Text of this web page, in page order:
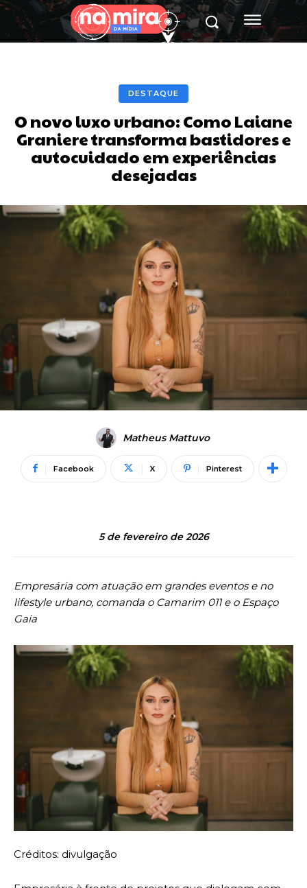
DESTAQUE
O novo luxo urbano: Como Laiane
Graniere transforma bastidores e
autocuidado em experiências
desejadas
Matheus Mattuvo
Facebook X Pinterest
5 de fevereiro de 2026
Empresária com atuação em grandes eventos e no
lifestyle urbano, comanda o Camarim 011 e o Espaço
Gaia
Créditos: divulgação